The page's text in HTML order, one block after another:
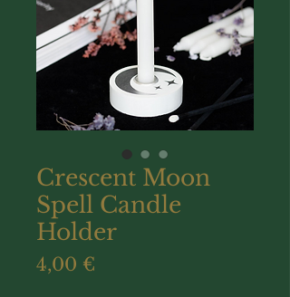
Crescent Moon
Spell Candle
Holder
4,00 €